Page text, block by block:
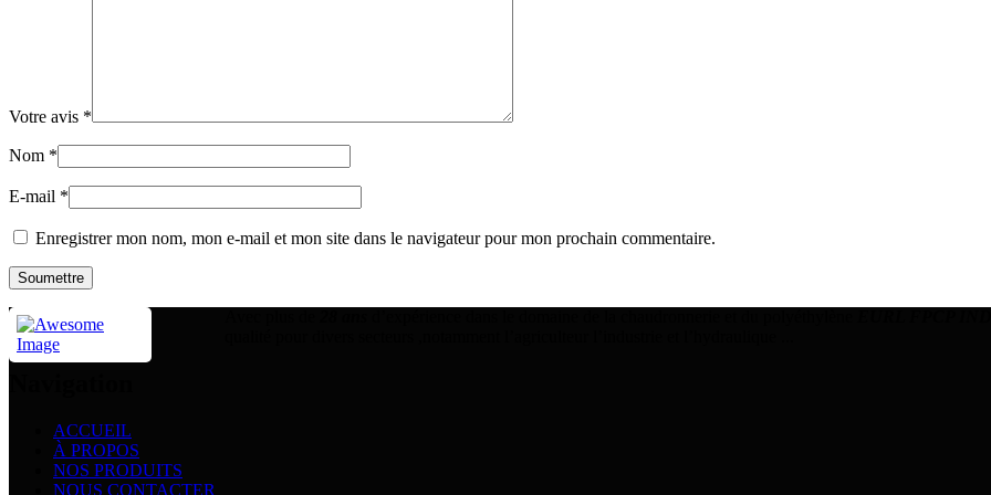
Votre avis *
Nom *
E-mail *
Enregistrer mon nom, mon e-mail et mon site dans le navigateur pour mon prochain commentaire.
ACCUEIL
À PROPOS
NOS PRODUITS
NOUS CONTACTER